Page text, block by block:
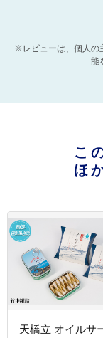
※レビューは、個人の
能
こ
ほ
天橋立 オイルサ